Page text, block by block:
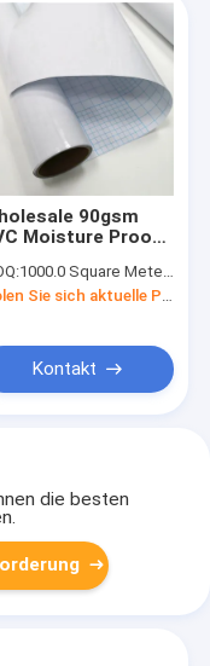
90gsm
Moisture Proof
Glossy Soft
Film Cold
1000.0 Square Meters
Kontakt
die besten